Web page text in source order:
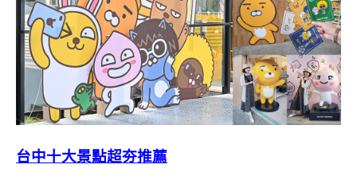
台中十大景點超夯推薦